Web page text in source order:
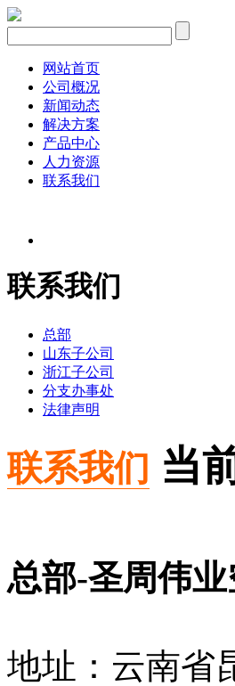
网站首页
公司概况
新闻动态
解决方案
产品中心
人力资源
联系我们
联系我们
总部
山东子公司
浙江子公司
分支办事处
法律声明
联系我们 当
总部-圣周伟
地址：云南省